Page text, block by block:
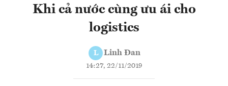
Khi cả nước cùng ưu ái cho
logistics
L Linh Đan
14:27, 22/11/2019